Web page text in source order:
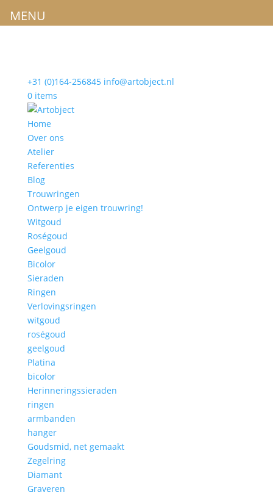
+31 (0)164-256845 info@artobject.nl
0 items
Home
Over ons
Atelier
Referenties
Blog
Trouwringen
Ontwerp je eigen trouwring!
Witgoud
Roségoud
Geelgoud
Bicolor
Sieraden
Ringen
Verlovingsringen
witgoud
roségoud
geelgoud
Platina
bicolor
Herinneringssieraden
ringen
armbanden
hanger
Goudsmid, net gemaakt
Zegelring
Diamant
Graveren
MENU